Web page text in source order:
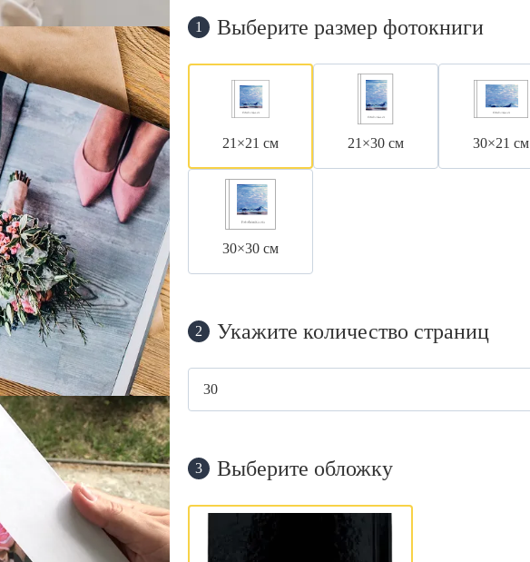
1 Выберите размер фотокниги
21×21 см 21×30 см 30×21 см
30×30 см
2 Укажите количество страниц
3 Выберите обложку